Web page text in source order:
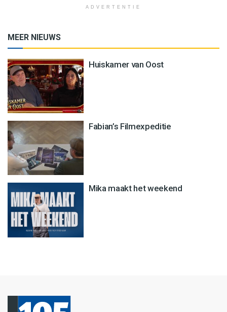
ADVERTENTIE
MEER NIEUWS
Huiskamer van Oost
Fabian’s Filmexpeditie
Mika maakt het weekend